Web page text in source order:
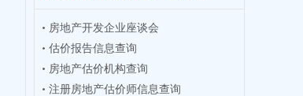
房地产开发企业座谈会
估价报告信息查询
房地产估价机构查询
注册房地产估价师信息查询